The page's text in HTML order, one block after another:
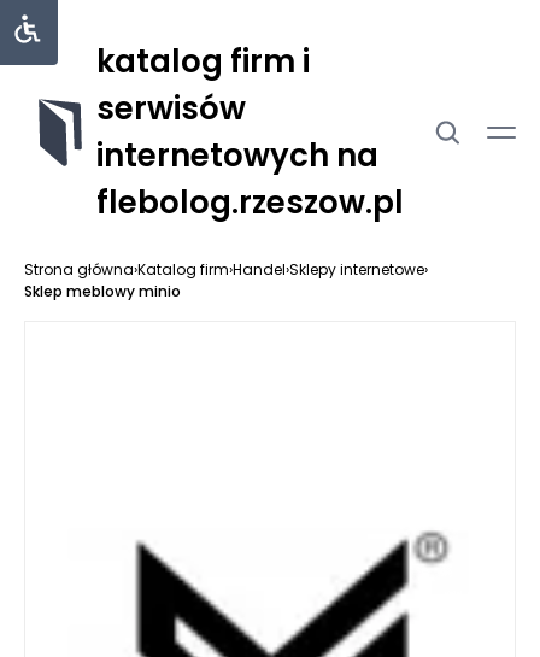
katalog firm i
serwisów
internetowych na
flebolog.rzeszow.pl
Strona główna›Katalog firm›Handel›Sklepy internetowe›
Sklep meblowy minio